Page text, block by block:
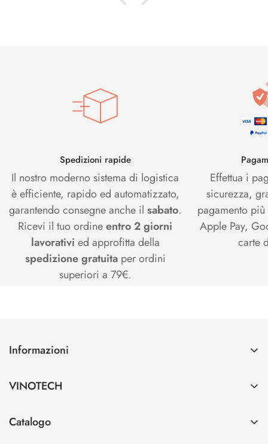
Spedizioni rapide
Il nostro moderno sistema di logistica
è efficiente, rapido ed automatizzato,
garantendo consegne anche ilsabato.
Ricevi il tuo ordineentro 2 giorni
lavorativi ed approfitta della
spedizione gratuita per ordini
superiori a 79€.
Effettua i
sicurezza,
pagamento
Apple Pay,
carte
Informazioni
Spedizioni e Pagamenti
Cerca
VINOTECH
Vinotech B2B
Catalogo